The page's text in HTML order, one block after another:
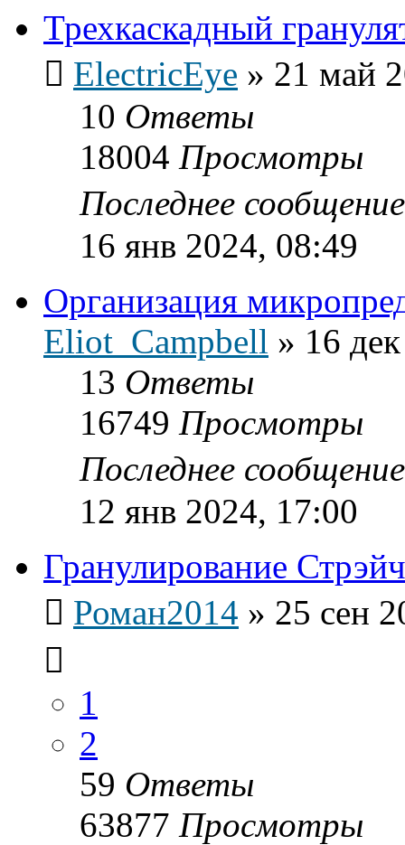
Трехкаскадный
ElectricEye » 21 май
10 Ответы
18004 Просмотры
Последнее
16 янв 2024, 08:49
Организация
Eliot_Campbell » 16
13 Ответы
16749 Просмотры
Последнее
12 янв 2024, 17:00
Гранулирование
Роман2014 » 25 сен
1
2
59 Ответы
63877 Просмотры